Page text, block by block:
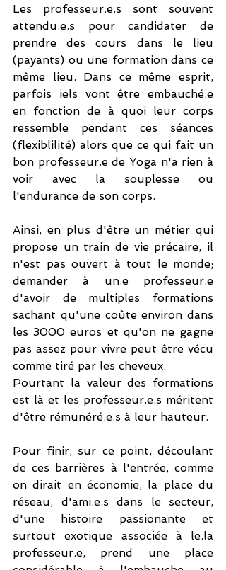
Les professeur.e.s sont souvent
attendu.e.s pour candidater de
prendre des cours dans le lieu
(payants) ou une formation dans ce
même lieu. Dans ce même esprit,
parfois iels vont être embauché.e
en fonction de à quoi leur corps
ressemble pendant ces séances
(flexiblilité) alors que ce qui fait un
bon professeur.e de Yoga n'a rien à
voir avec la souplesse ou
l'endurance de son corps.
Ainsi, en plus d'être un métier qui
propose un train de vie précaire, il
n'est pas ouvert à tout le monde;
demander à un.e professeur.e
d'avoir de multiples formations
sachant qu'une coûte environ dans
les 3000 euros et qu'on ne gagne
pas assez pour vivre peut être vécu
comme tiré par les cheveux.
Pourtant la valeur des formations
est là et les professeur.e.s méritent
d'être rémunéré.e.s à leur hauteur.
Pour finir, sur ce point, découlant
de ces barrières à l'entrée, comme
on dirait en économie, la place du
réseau, d'ami.e.s dans le secteur,
d'une histoire passionante et
surtout exotique associée à le.la
professeur.e, prend une place